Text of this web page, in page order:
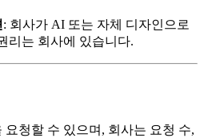
: 회사가 AI 또는 자체 디자인으로
리는 회사에 있습니다.
청할 수 있으며, 회사는 요청 수,